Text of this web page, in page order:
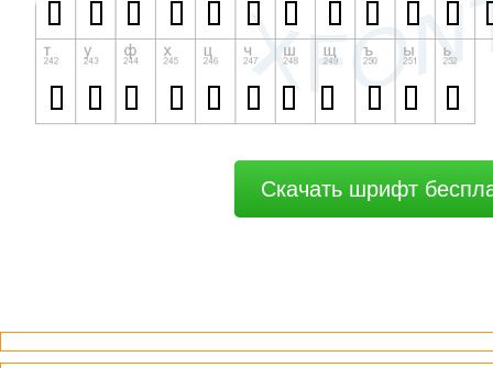
Скачать шрифт